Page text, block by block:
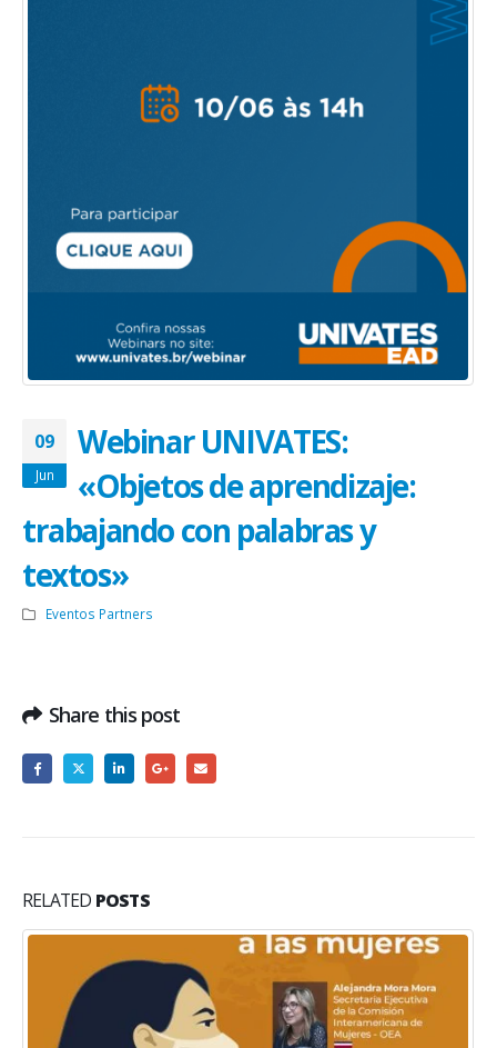
09
Jun
Webinar UNIVATES:
«Objetos de aprendizaje:
trabajando con palabras y
textos»
Eventos Partners
Share this post
RELATED POSTS